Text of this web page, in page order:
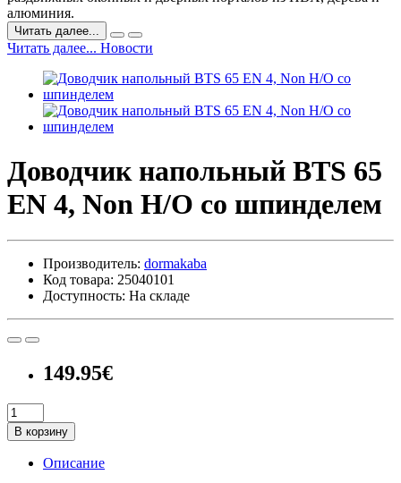
алюминия.
Читать далее...
Читать далее... Новости
Доводчик напольный BTS 65
EN 4, Non H/O со шпинделем
Производитель: dormakaba
Код товара: 25040101
Доступность: На складе
149.95€
В корзину
Описание